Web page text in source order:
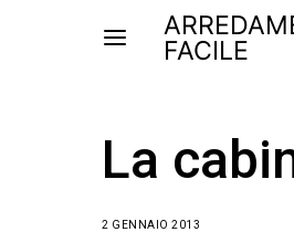
FACILE
La
2 GENNAIO 2013